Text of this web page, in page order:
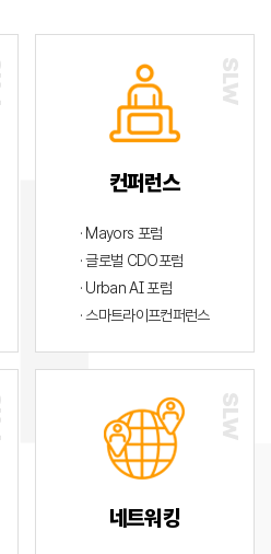
컨퍼런스
· Mayors 포럼
· 글로벌 CDO포럼
· Urban AI 포럼
· 스마트라이프컨퍼런스
네트워킹